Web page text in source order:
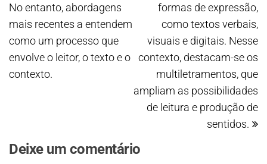
No entanto, abordagens
mais recentes a entendem
como um processo que
envolve o leitor, o texto e o
contexto.
formas de expressão,
como textos verbais,
visuais e digitais. Nesse
contexto, destacam-se os
multiletramentos, que
ampliam as possibilidades
de leitura e produção de
sentidos.
Deixe um comentário